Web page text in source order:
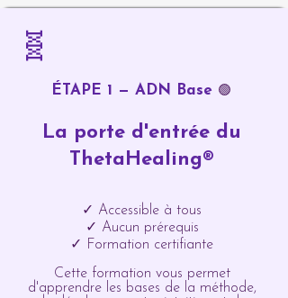
🧬
ÉTAPE 1 — ADN Base 🟢
La porte d'entrée du
ThetaHealing®
✓ Accessible à tous
✓ Aucun prérequis
✓ Formation certifiante
Cette formation vous permet
d'apprendre les bases de la méthode,